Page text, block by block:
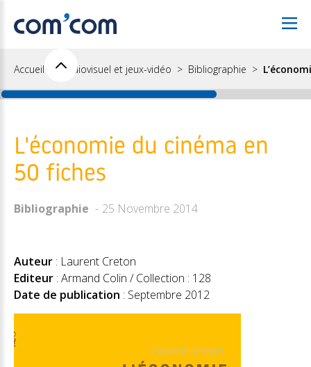
Accueil Audiovisuel et jeux-vidéo Bibliographie
L'économie du cinéma en
50 fiches
Bibliographie 25 Novembre 2014
Auteur : Laurent Creton
Editeur : Armand Colin / Collection : 128
Date de publication : Septembre 2012